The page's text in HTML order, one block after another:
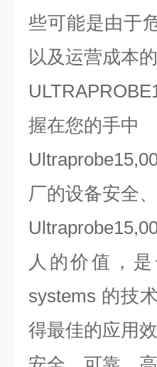
些可能是由于
以及运营成本
握在您的手中
厂的设备安全
人的价值，
systems 的技
得最佳的应用效